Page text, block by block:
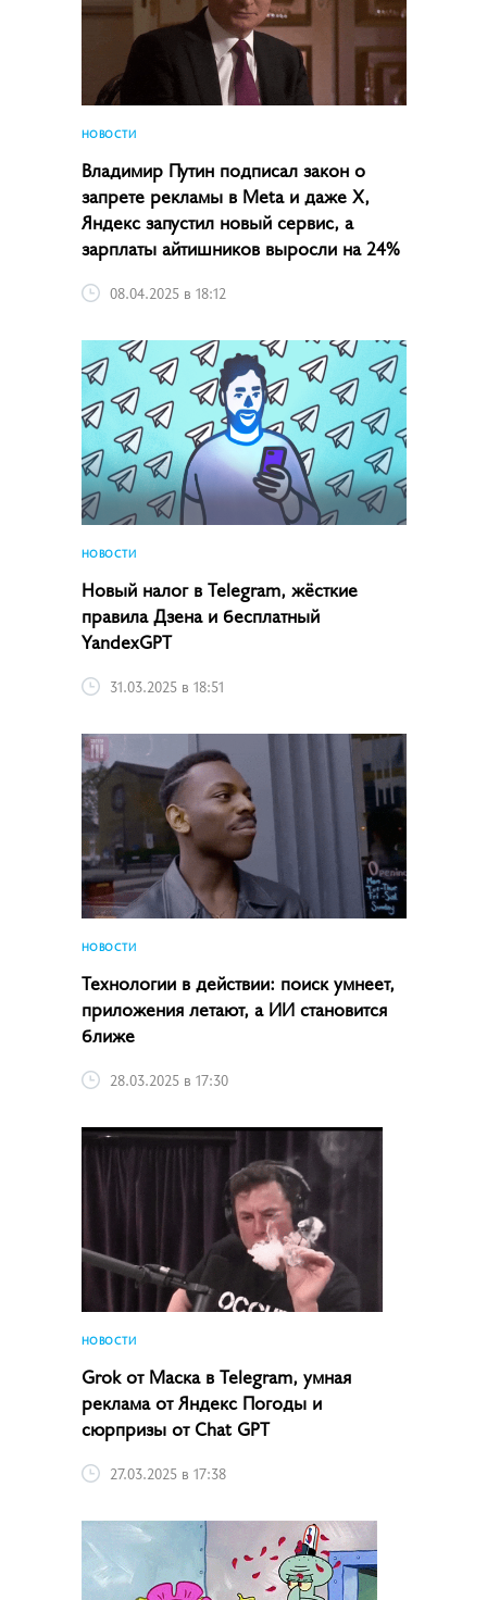
НОВОСТИ
Владимир Путин подписал закон о
запрете рекламы в Meta и даже X,
Яндекс запустил новый сервис, а
зарплаты айтишников выросли на 24%
08.04.2025 в 18:12
НОВОСТИ
Новый налог в Telegram, жёсткие
правила Дзена и бесплатный
YandexGPT
31.03.2025 в 18:51
НОВОСТИ
Технологии в действии: поиск умнеет,
приложения летают, а ИИ становится
ближе
28.03.2025 в 17:30
НОВОСТИ
Grok от Маска в Telegram, умная
реклама от Яндекс Погоды и
сюрпризы от Chat GPT
27.03.2025 в 17:38